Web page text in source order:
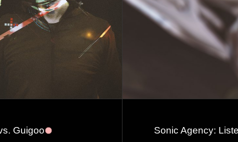
Guigoo
Sonic Agency: